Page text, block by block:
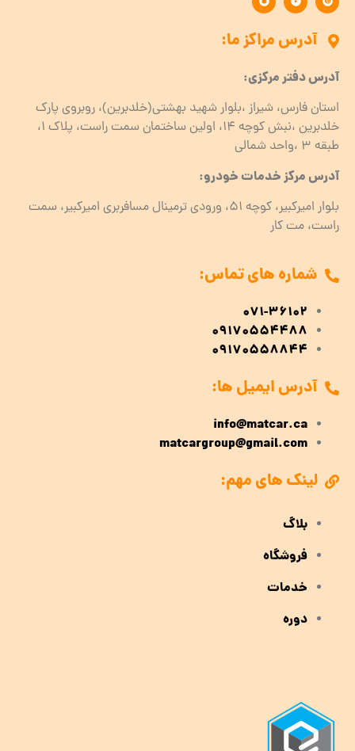
آدرس مراکز ما:
آدرس دفتر مرکزی:
استان فارس، شیراز ،بلوار شهید بهشتی(خلدبرین)، روبروی پارک
خلدبرین ،نبش کوچه ۱۴، اولین ساختمان سمت راست، پلاک 1،
طبقه ۳ ،واحد شمالی
آدرس مرکز خدمات خودرو:
بلوار امیرکبیر، کوچه 51، ورودی ترمینال مسافربری امیرکبیر، سمت
راست، مت کار
شماره های تماس:
071-36102
09170554488
09170558844
آدرس ایمیل ها:
info@matcar.ca
matcargroup@gmail.com
لینک های مهم:
بلاگ
فروشگاه
خدمات
دوره